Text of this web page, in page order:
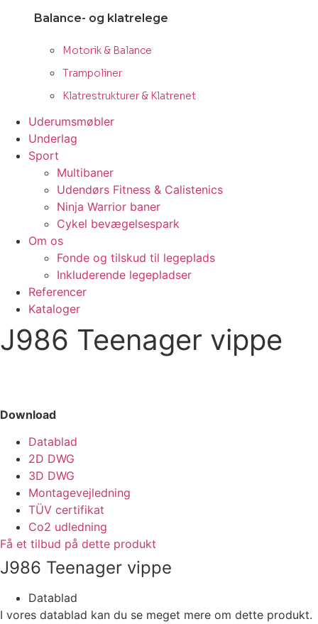
Balance- og klatrelege
Motorik & Balance
Trampoliner
Klatrestrukturer & Klatrenet
Uderumsmøbler
Underlag
Sport
Multibaner
Udendørs Fitness & Calistenics
Ninja Warrior baner
Cykel bevægelsespark
Om os
Fonde og tilskud til legeplads
Inkluderende legepladser
Referencer
Kataloger
J986 Teenager vippe
Download
Datablad
2D DWG
3D DWG
Montagevejledning
TÜV certifikat
Co2 udledning
Få et tilbud på dette produkt
J986 Teenager vippe
Datablad
I vores datablad kan du se meget mere om dette produkt.